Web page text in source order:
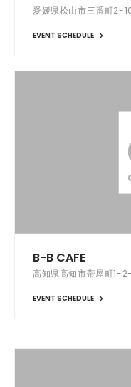
愛媛県松山市三番町2-
EVENT SCHEDULE
B-B CAFE
高知県高知市帯屋町1-
EVENT SCHEDULE